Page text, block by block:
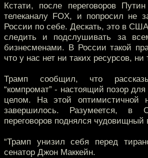
Кстати, после переговоров
телеканалу FOX, и попросил не
России по себе. Дескать, это в
следить и подслушивать за
бизнесменами. В России такой
что у нас нет ни таких ресурсов, ни
Трамп сообщил, что
“компромат” - настоящий позор
целом. На этой оптимистичной
завершилось. Разумеется,
переговоров поднялся чудовищный
“Трамп унизил себя перед
сенатор Джон Маккейн.